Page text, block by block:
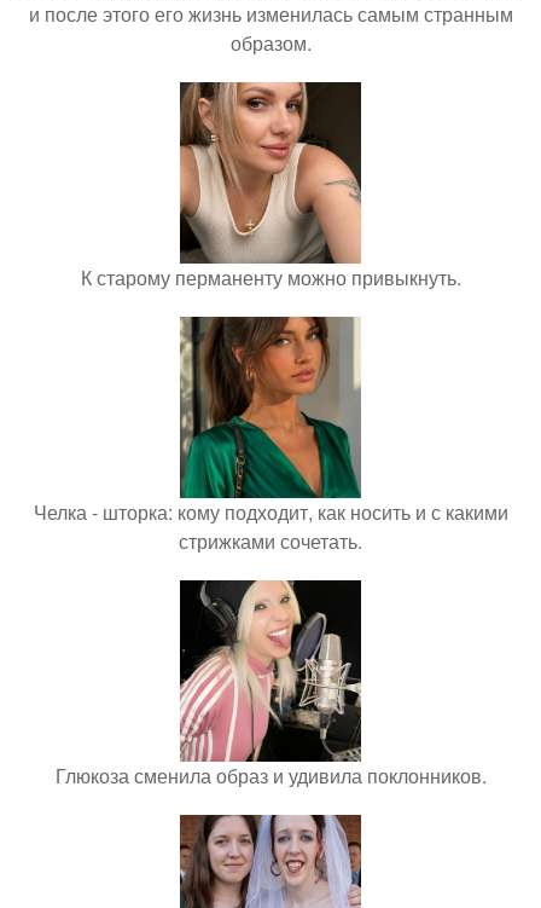
и после этого его жизнь изменилась самым странным
образом.
К старому перманенту можно привыкнуть.
Челка - шторка: кому подходит, как носить и с какими
стрижками сочетать.
Глюкоза сменила образ и удивила поклонников.